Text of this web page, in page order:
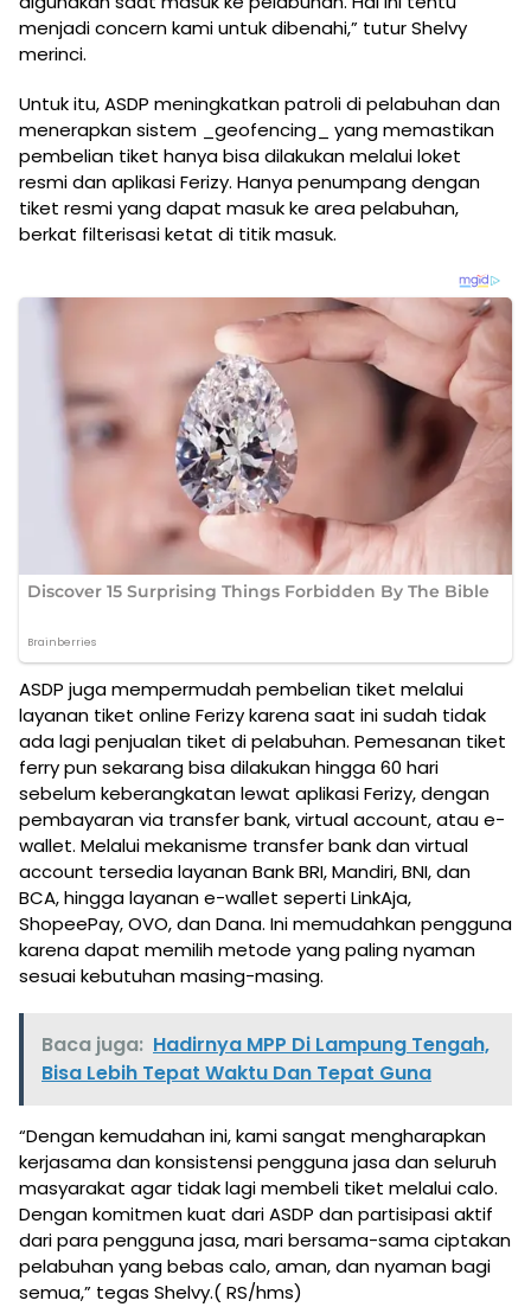
menjadi concern kami untuk dibenahi,” tutur Shelvy
merinci.
Untuk itu, ASDP meningkatkan patroli di pelabuhan dan
menerapkan sistem _geofencing_ yang memastikan
pembelian tiket hanya bisa dilakukan melalui loket
resmi dan aplikasi Ferizy. Hanya penumpang dengan
tiket resmi yang dapat masuk ke area pelabuhan,
berkat filterisasi ketat di titik masuk.
ASDP juga mempermudah pembelian tiket melalui
layanan tiket online Ferizy karena saat ini sudah tidak
ada lagi penjualan tiket di pelabuhan. Pemesanan tiket
ferry pun sekarang bisa dilakukan hingga 60 hari
sebelum keberangkatan lewat aplikasi Ferizy, dengan
pembayaran via transfer bank, virtual account, atau e-
wallet. Melalui mekanisme transfer bank dan virtual
account tersedia layanan Bank BRI, Mandiri, BNI, dan
BCA, hingga layanan e-wallet seperti LinkAja,
ShopeePay, OVO, dan Dana. Ini memudahkan pengguna
karena dapat memilih metode yang paling nyaman
sesuai kebutuhan masing-masing.
Baca juga: Hadirnya MPP Di Lampung Tengah,
Bisa Lebih Tepat Waktu Dan Tepat Guna
“Dengan kemudahan ini, kami sangat mengharapkan
kerjasama dan konsistensi pengguna jasa dan seluruh
masyarakat agar tidak lagi membeli tiket melalui calo.
Dengan komitmen kuat dari ASDP dan partisipasi aktif
dari para pengguna jasa, mari bersama-sama ciptakan
pelabuhan yang bebas calo, aman, dan nyaman bagi
semua,” tegas Shelvy.( RS/hms)